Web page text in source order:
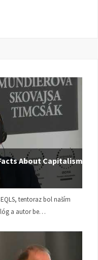
About Capitalism |
tentoraz bol naším
a autor be…